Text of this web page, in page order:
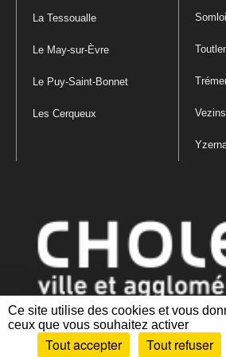
Ce site utilise des cookies et vous
ceux que vous souhaitez activer
Tout accepter Tout refuser
La Tessoualle
Le May-sur-Èvre
Le Puy-Saint-Bonnet
Les Cerqueux Vezins
Mentions légales|Politique de confidentialité
des cookies |Plan du site Accessibilité :